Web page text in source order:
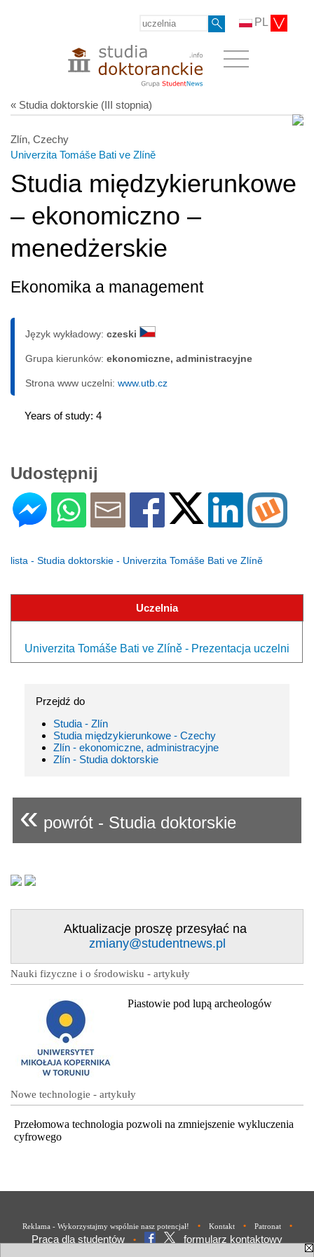
PL
« Studia doktorskie (III stopnia)
Zlín, Czechy
Univerzita Tomáše Bati ve Zlíně
Studia międzykierunkowe
– ekonomiczno –
menedżerskie
Ekonomika a management
Język wykładowy: czeski
Grupa kierunków: ekonomiczne, administracyjne
Strona www uczelni: www.utb.cz
Years of study: 4
Udostępnij
lista - Studia doktorskie - Univerzita Tomáše Bati ve Zlíně
Uczelnia
Univerzita Tomáše Bati ve Zlíně - Prezentacja uczelni
Przejdź do
Studia - Zlín
Studia międzykierunkowe - Czechy
Zlín - ekonomiczne, administracyjne
Zlín - Studia doktorskie
« powrót - Studia doktorskie
Aktualizacje proszę przesyłać na
zmiany@studentnews.pl
Nauki fizyczne i o środowisku - artykuły
Piastowie pod lupą archeologów
Nowe technologie - artykuły
Przełomowa technologia pozwoli na zmniejszenie wykluczenia
cyfrowego
Reklama - Wykorzystajmy wspólnie nasz potencjał! • Kontakt • Patronat •
Praca dla studentów • formularz kontaktowy